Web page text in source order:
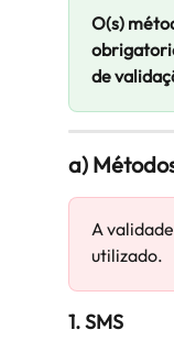
O(s)
de
a)
A
utilizado.
1. SMS